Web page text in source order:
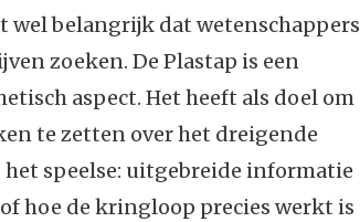
wel belangrijk dat wetenschappers
zoeken. De Plastap is een
aspect. Het heeft als doel om
te zetten over het dreigende
speelse: uitgebreide informatie
hoe de kringloop precies werkt is